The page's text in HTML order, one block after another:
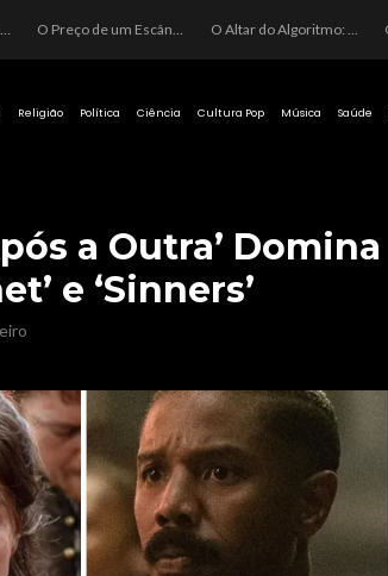
O Perigo da Ideologia Desenfreada na Justiça: Quando a Pauta Política Substitui a Pena Criminal O Preço de um Escândalo: A Discrepância Entre o “Filme de Bolsonaro” e a Realidade do Cinema Mundial O Altar do Algoritmo: A Carência Humana e a Fabricação de Heróis no Brasil
Religião Política Ciência Cultura Pop Música Saúde
a Outra’ Domina
e ‘Sinners’